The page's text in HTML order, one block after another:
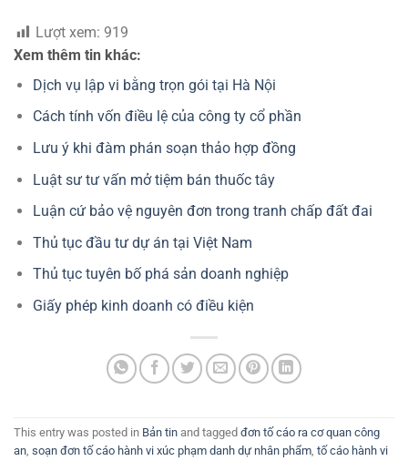
Lượt xem: 919
Xem thêm tin khác:
Dịch vụ lập vi bằng trọn gói tại Hà Nội
Cách tính vốn điều lệ của công ty cổ phần
Lưu ý khi đàm phán soạn thảo hợp đồng
Luật sư tư vấn mở tiệm bán thuốc tây
Luận cứ bảo vệ nguyên đơn trong tranh chấp đất đai
Thủ tục đầu tư dự án tại Việt Nam
Thủ tục tuyên bố phá sản doanh nghiệp
Giấy phép kinh doanh có điều kiện
This entry was posted in Bản tin and tagged đơn tố cáo ra cơ quan công
an, soạn đơn tố cáo hành vi xúc phạm danh dự nhân phẩm, tố cáo hành vi